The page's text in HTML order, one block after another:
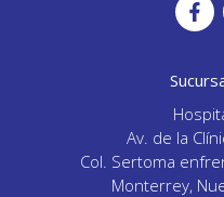
Av. de la
Col. Sertoma
Monterrey,